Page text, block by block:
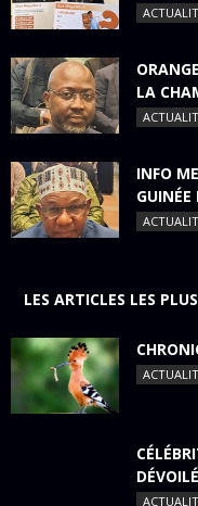
LA
INFO
LES ARTICLES LES